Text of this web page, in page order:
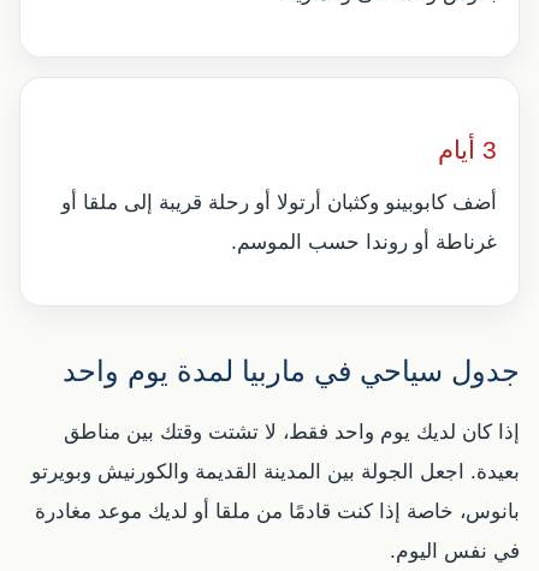
3 أيام
أضف كابوبينو وكثبان أرتولا أو رحلة قريبة إلى ملقا أو
غرناطة أو روندا حسب الموسم.
جدول سياحي في ماربيا لمدة يوم واحد
إذا كان لديك يوم واحد فقط، لا تشتت وقتك بين مناطق
بعيدة. اجعل الجولة بين المدينة القديمة والكورنيش وبويرتو
بانوس، خاصة إذا كنت قادمًا من ملقا أو لديك موعد مغادرة
في نفس اليوم.